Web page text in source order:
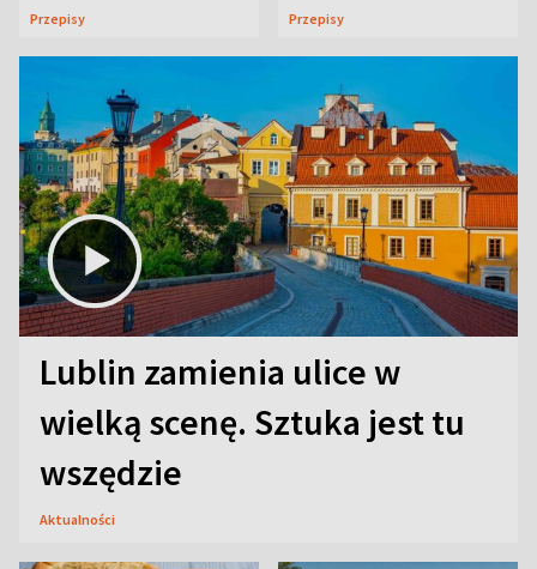
Przepisy
uczta
Przepisy
Lublin zamienia ulice w
wielką scenę. Sztuka jest tu
wszędzie
Aktualności